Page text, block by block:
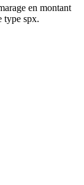
en montant
type spx.